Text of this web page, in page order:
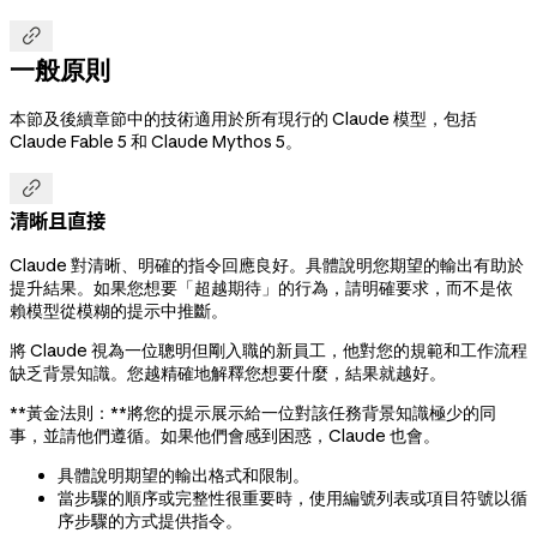

一般原則
本節及後續章節中的技術適用於所有現行的 Claude 模型，包括
Claude Fable 5 和 Claude Mythos 5。

清晰且直接
Claude 對清晰、明確的指令回應良好。具體說明您期望的輸出有助於
提升結果。如果您想要「超越期待」的行為，請明確要求，而不是依
賴模型從模糊的提示中推斷。
將 Claude 視為一位聰明但剛入職的新員工，他對您的規範和工作流程
缺乏背景知識。您越精確地解釋您想要什麼，結果就越好。
**黃金法則：**將您的提示展示給一位對該任務背景知識極少的同
事，並請他們遵循。如果他們會感到困惑，Claude 也會。
具體說明期望的輸出格式和限制。
當步驟的順序或完整性很重要時，使用編號列表或項目符號以循
序步驟的方式提供指令。